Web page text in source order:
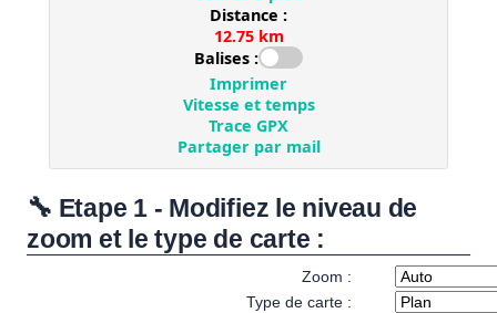
🔧 Etape 1 - Modifiez le niveau de
zoom et le type de carte :
Zoom :
Type de carte :